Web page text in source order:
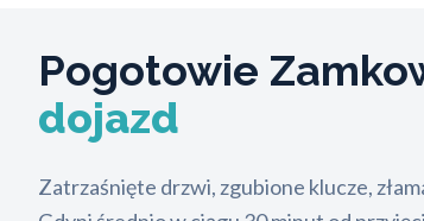
Pogotowie
dojazd
Zatrzaśnięte drzwi, zgubione klucze,